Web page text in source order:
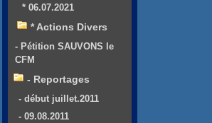
* 06.07.2021
* Actions Divers
- Pétition SAUVONS le
CFM
- Reportages
- début juillet.2011
- 09.08.2011